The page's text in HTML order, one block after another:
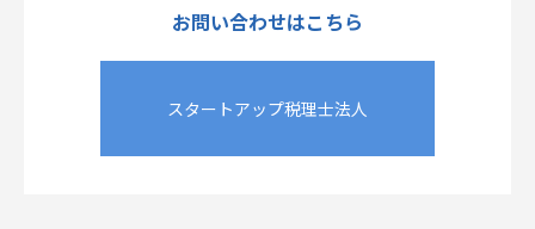
お問い合わせはこちら
スタートアップ税理士法人